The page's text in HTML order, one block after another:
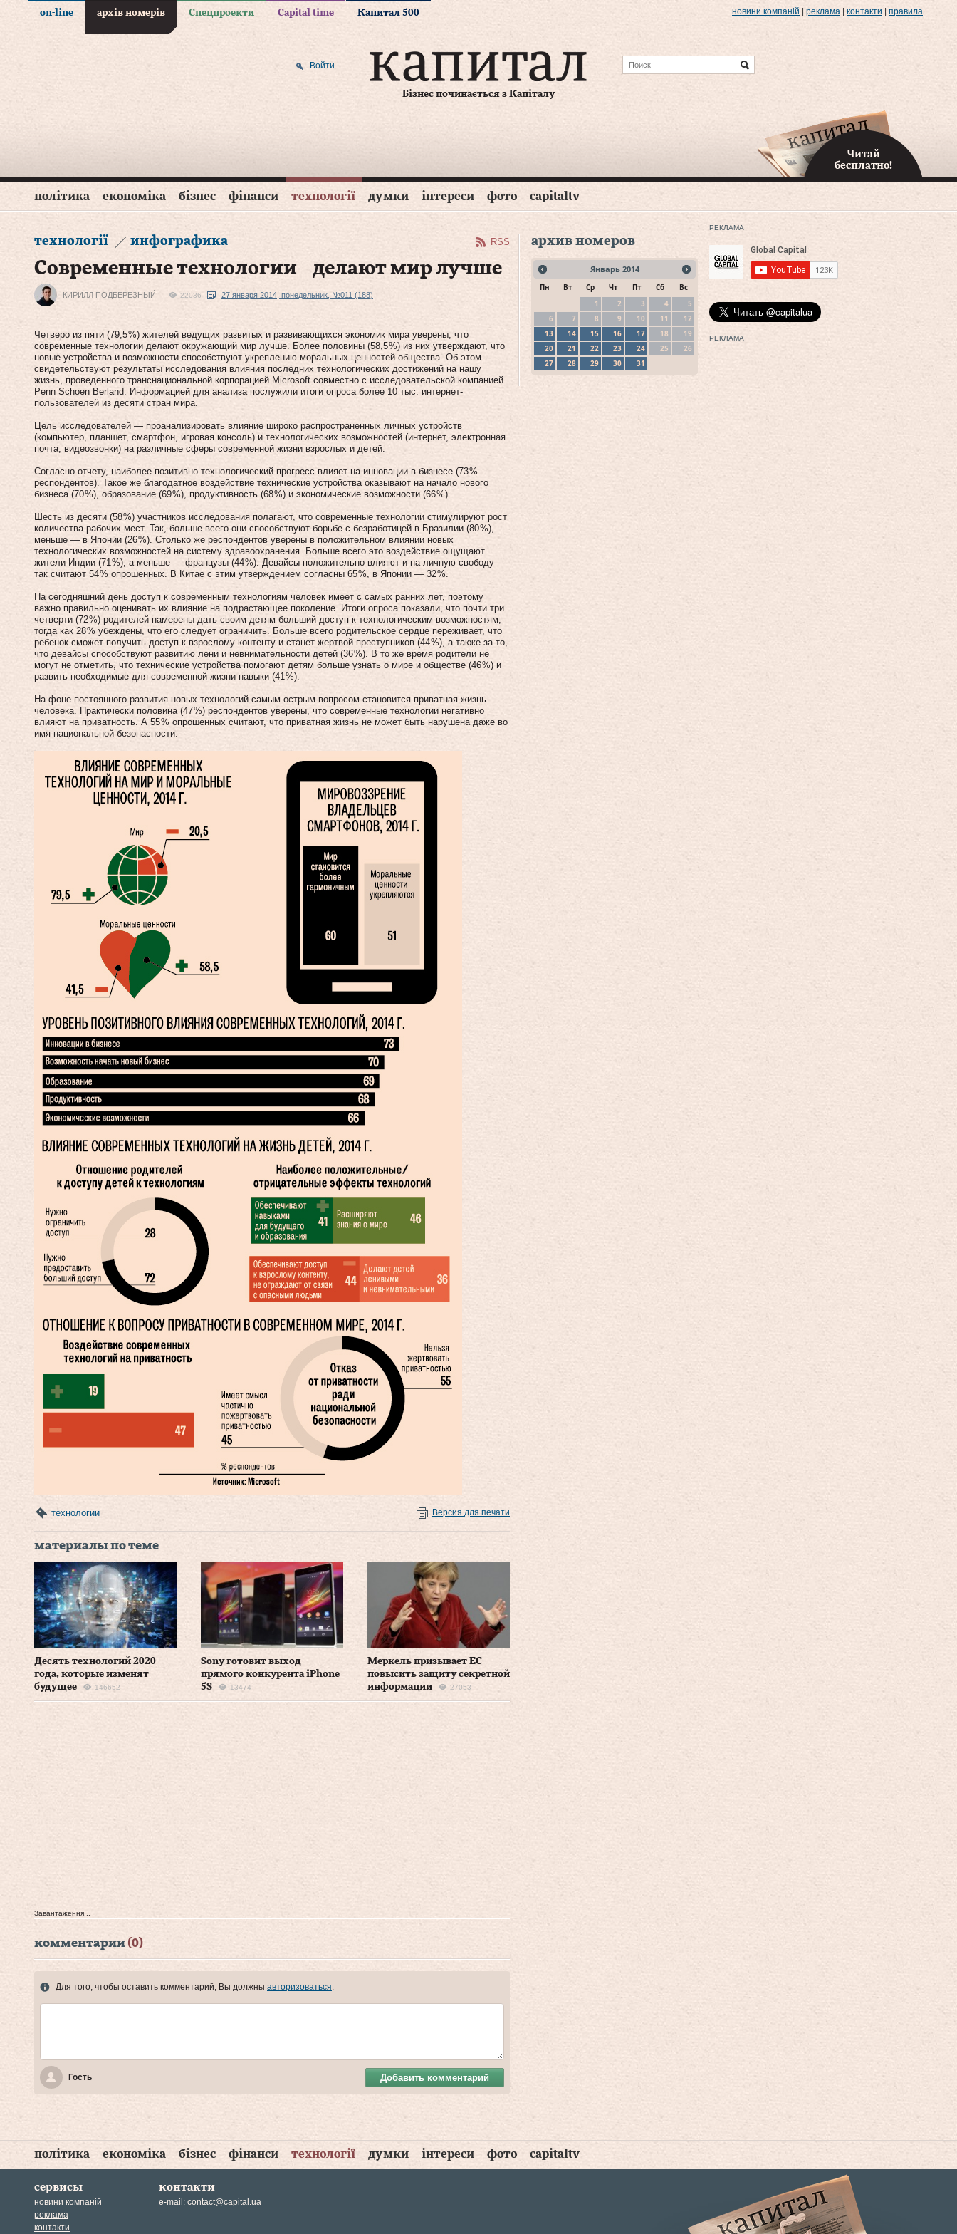
on-line архів номерів Спецпроекти Capital time Капитал 500 новини компаній реклама контакти правила
Бізнес починається з Капіталу
Войти
Читай
бесплатно!
політика економіка бізнес фінанси технології думки інтереси фото capitaltv
технології инфографика RSS
Современные технологии делают мир лучше
КИРИЛЛ ПОДБЕРЕЗНЫЙ 22036 27 января 2014, понедельник, №011 (188)
Четверо из пяти (79,5 %) жителей ведущих развитых и развивающихся экономик мира уверены, что
современные технологии делают окружающий мир лучше. Более половины (58,5 %) из них утверждают, что
новые устройства и возможности способствуют укреплению моральных ценностей общества. Об этом
свидетельствуют результаты исследования влияния последних технологических достижений на нашу
жизнь, проведенного транснациональной корпорацией Microsoft совместно с исследовательской компанией
Penn Schoen Berland. Информацией для анализа послужили итоги опроса более 10 тыс. интернет-
пользователей из десяти стран мира.
Цель исследователей — проанализировать влияние широко распространенных личных устройств
(компьютер, планшет, смартфон, игровая консоль) и технологических возможностей (интернет, электронная
почта, видеозвонки) на различные сферы современной жизни взрослых и детей.
Согласно отчету, наиболее позитивно технологический прогресс влияет на инновации в бизнесе (73 %
респондентов). Такое же благодатное воздействие технические устройства оказывают на начало нового
бизнеса (70 %), образование (69 %), продуктивность (68 %) и экономические возможности (66 %).
Шесть из десяти (58 %) участников исследования полагают, что современные технологии стимулируют рост
количества рабочих мест. Так, больше всего они способствуют борьбе с безработицей в Бразилии (80 %),
меньше — в Японии (26 %). Столько же респондентов уверены в положительном влиянии новых
технологических возможностей на систему здравоохранения. Больше всего это воздействие ощущают
жители Индии (71 %), а меньше — французы (44 %). Девайсы положительно влияют и на личную свободу —
так считают 54 % опрошенных. В Китае с этим утверждением согласны 65 %, в Японии — 32 %.
На сегодняшний день доступ к современным технологиям человек имеет с самых ранних лет, поэтому
важно правильно оценивать их влияние на подрастающее поколение. Итоги опроса показали, что почти три
четверти (72 %) родителей намерены дать своим детям больший доступ к технологическим возможностям,
тогда как 28 % убеждены, что его следует ограничить. Больше всего родительское сердце переживает, что
ребенок сможет получить доступ к взрослому контенту и станет жертвой преступников (44 %), а также за то,
что девайсы способствуют развитию лени и невнимательности детей (36 %). В то же время родители не
могут не отметить, что технические устройства помогают детям больше узнать о мире и обществе (46 %) и
развить необходимые для современной жизни навыки (41 %).
На фоне постоянного развития новых технологий самым острым вопросом становится приватная жизнь
человека. Практически половина (47 %) респондентов уверены, что современные технологии негативно
влияют на приватность. А 55 % опрошенных считают, что приватная жизнь не может быть нарушена даже во
имя национальной безопасности.
технологии Версия для печати
материалы по теме
Десять технологий 2020
года, которые изменят
будущее
146652
Sony готовит выход
прямого конкурента iPhone
5S
13474
Меркель призывает ЕС
повысить защиту секретной
информации
27053
Завантаження...
комментарии (0)
Для того, чтобы оставить комментарий, Вы должны авторизоваться.
Гость Добавить комментарий
архив номеров
Январь 2014
Пн Вт Ср Чт Пт Сб
Вс
1
2 3 4
5
6
7 8 9 10 11
12
13
14 15 16 17 18
19
20
21 22 23 24 25
26
27
28 29 30 31
РЕКЛАМА
РЕКЛАМА
політика економіка бізнес фінанси технології думки інтереси фото capitaltv
сервисы
новини компаній
реклама
контакти
контакти
e-mail: contact@capital.ua